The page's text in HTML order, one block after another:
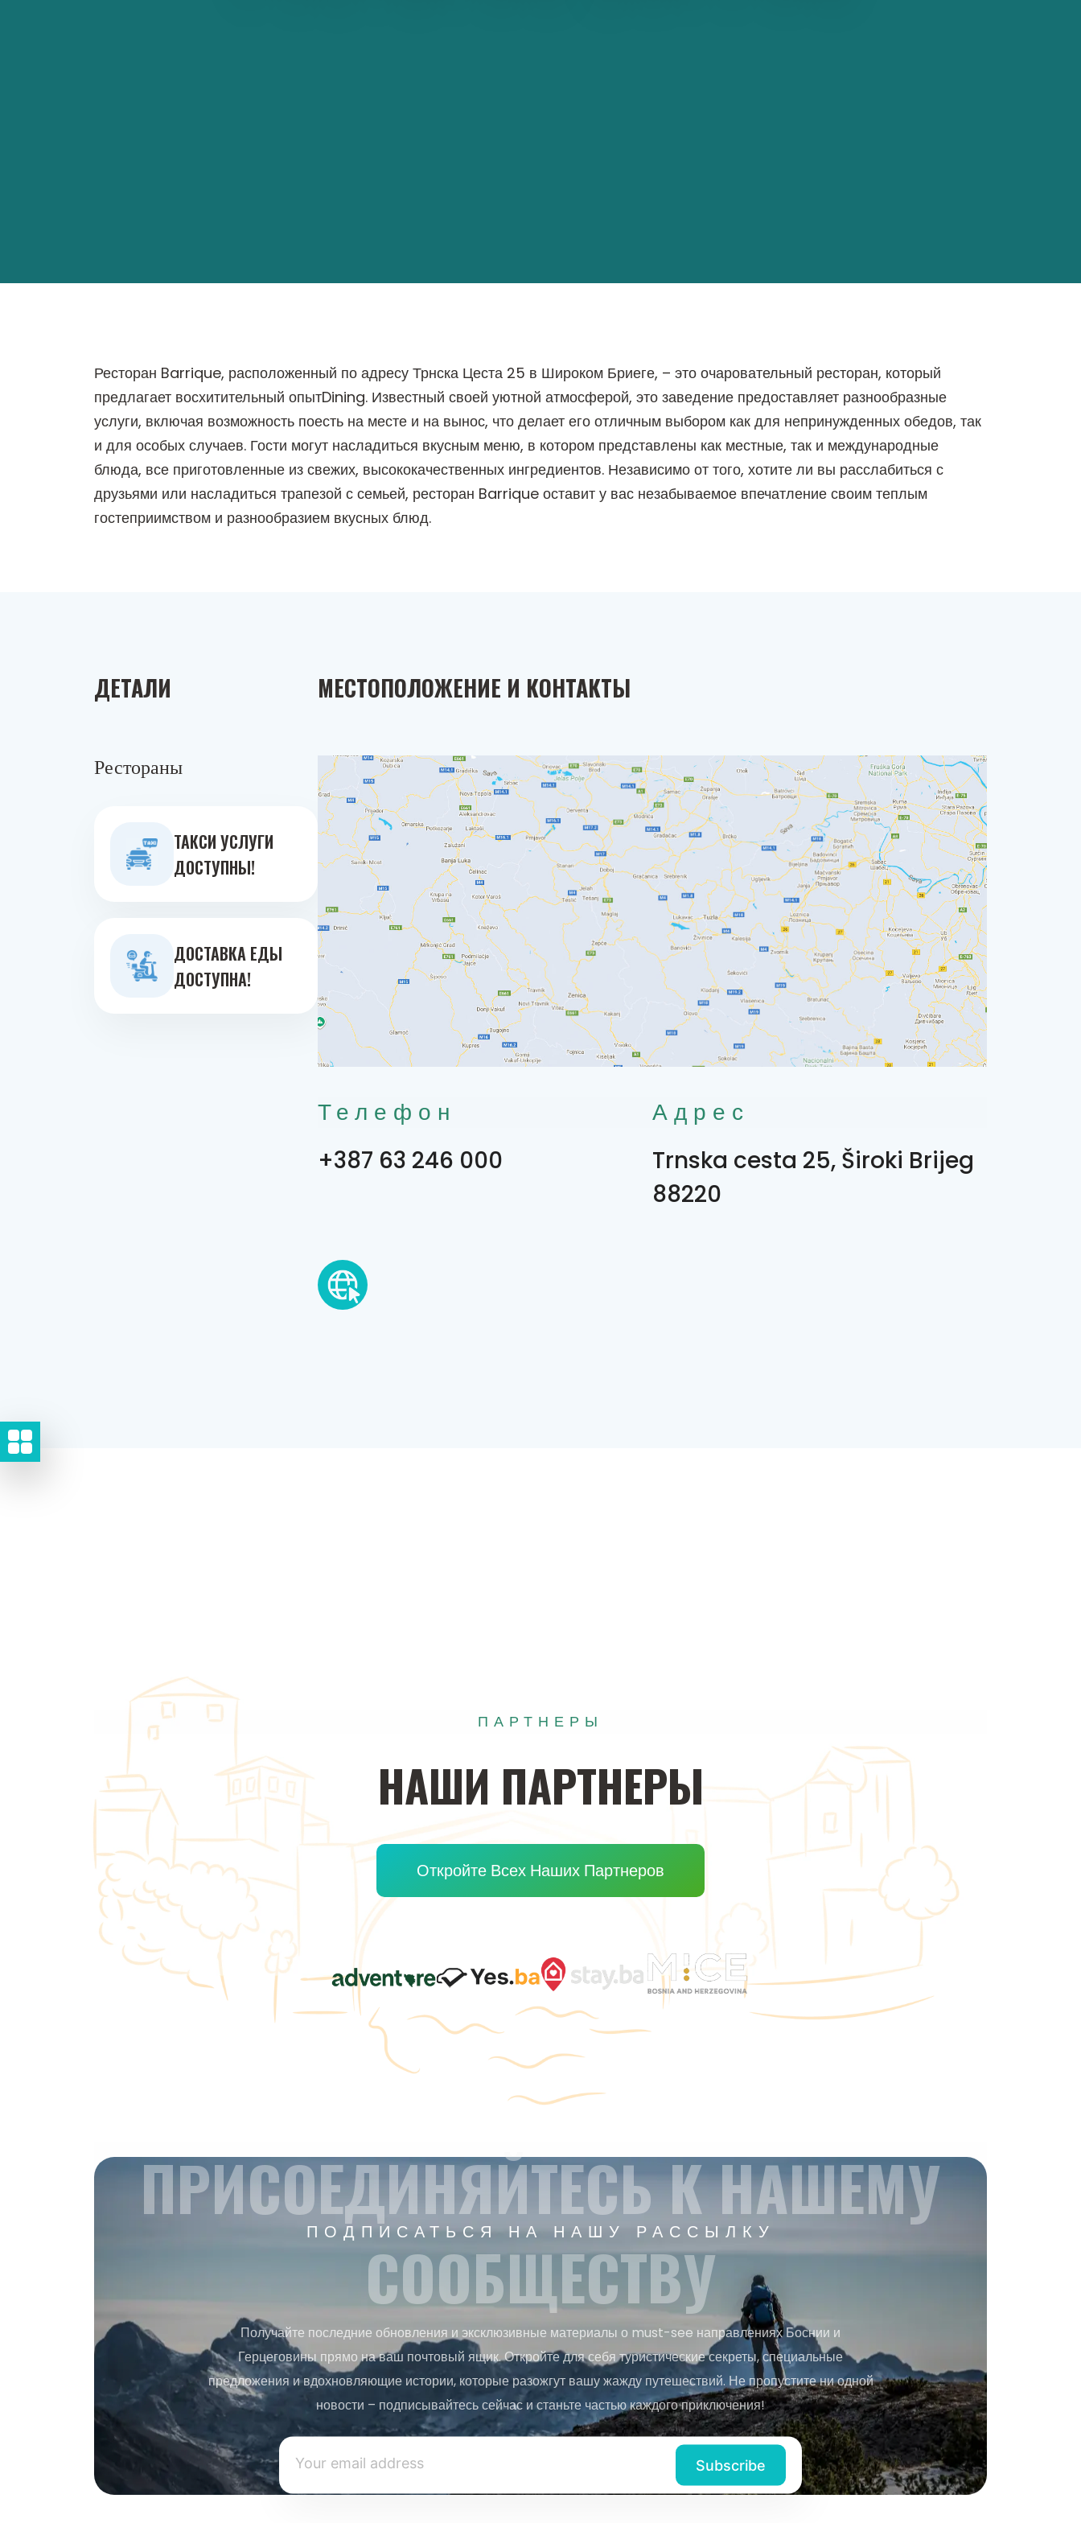
Ресторан Barrique, расположенный по адресу Трнска Цеста 25 в Широком Бриеге, – это очаровательный ресторан, который
предлагает восхитительный опытDining. Известный своей уютной атмосферой, это заведение предоставляет разнообразные
услуги, включая возможность поесть на месте и на вынос, что делает его отличным выбором как для непринужденных обедов, так
и для особых случаев. Гости могут насладиться вкусным меню, в котором представлены как местные, так и международные
блюда, все приготовленные из свежих, высококачественных ингредиентов. Независимо от того, хотите ли вы расслабиться с
друзьями или насладиться трапезой с семьей, ресторан Barrique оставит у вас незабываемое впечатление своим теплым
гостеприимством и разнообразием вкусных блюд.
ДЕТАЛИ
Рестораны
ТАКСИ УСЛУГИ
ДОСТУПНЫ!
ДОСТАВКА ЕДЫ
ДОСТУПНА!
МЕСТОПОЛОЖЕНИЕ И КОНТАКТЫ
Телефон
+387 63 246 000
Адрес
Trnska cesta 25, Široki Brijeg
88220
ПАРТНЕРЫ
НАШИ ПАРТНЕРЫ
Откройте Всех Наших Партнеров
ПОДПИСАТЬСЯ НА НАШУ РАССЫЛКУ
ПРИСОЕДИНЯЙТЕСЬ К НАШЕМУ
СООБЩЕСТВУ
Получайте последние обновления и эксклюзивные материалы о must-see направлениях Боснии и
Герцеговины прямо на ваш почтовый ящик. Откройте для себя туристические секреты, специальные
предложения и вдохновляющие истории, которые разожгут вашу жажду путешествий. Не пропустите ни одной
новости – подписывайтесь сейчас и станьте частью каждого приключения!